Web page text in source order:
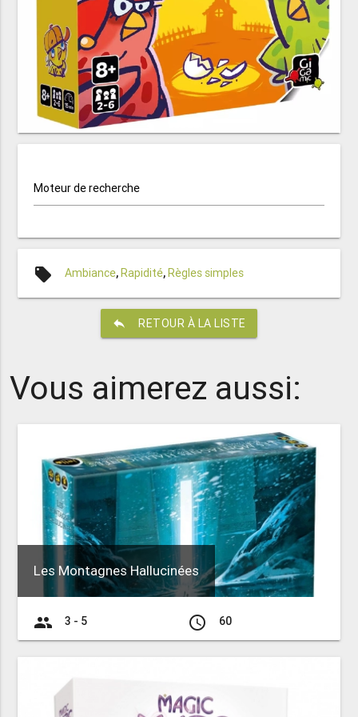
Moteur de recherche
local_offer Ambiance,Rapidité,Règles simples
reply RETOUR À LA LISTE
Vous aimerez aussi:
Les Montagnes Hallucinées
group 3 - 5 access_time 60